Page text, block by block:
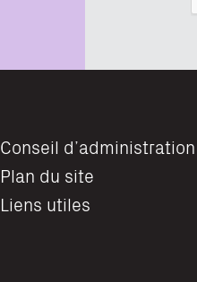
Conseil d’administration
Plan du site
Liens utiles